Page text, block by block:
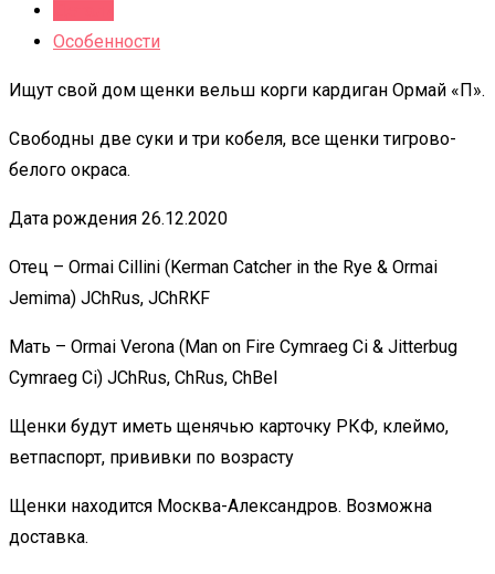
Особенности
Ищут свой дом щенки вельш корги кардиган Ормай «П».
Свободны две суки и три кобеля, все щенки тигрово-
белого окраса.
Дата рождения 26.12.2020
Отец – Ormai Cillini (Kerman Catcher in the Rye & Ormai
Jemima) JChRus, JChRKF
Мать – Ormai Verona (Man on Fire Cymraeg Ci & Jitterbug
Cymraeg Ci) JChRus, ChRus, ChBel
Щенки будут иметь щенячью карточку РКФ, клеймо,
ветпаспорт, прививки по возрасту
Щенки находится Москва-Александров. Возможна
доставка.